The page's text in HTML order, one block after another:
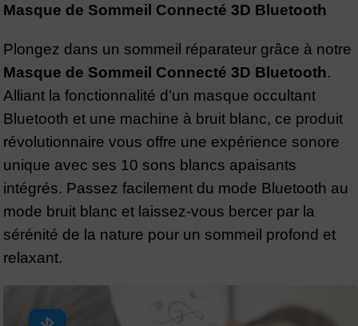
Masque de Sommeil Connecté 3D Bluetooth
Plongez dans un sommeil réparateur grâce à notre
Masque de Sommeil Connecté 3D Bluetooth.
Alliant la fonctionnalité d’un masque occultant
Bluetooth et une machine à bruit blanc, ce produit
révolutionnaire vous offre une expérience sonore
unique avec ses 10 sons blancs apaisants
intégrés. Passez facilement du mode Bluetooth au
mode bruit blanc et laissez-vous bercer par la
sérénité de la nature pour un sommeil profond et
relaxant.